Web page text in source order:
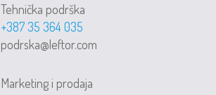
Tehnička podrška
+387 35 364 035
podrska@leftor.com
Marketing i prodaja